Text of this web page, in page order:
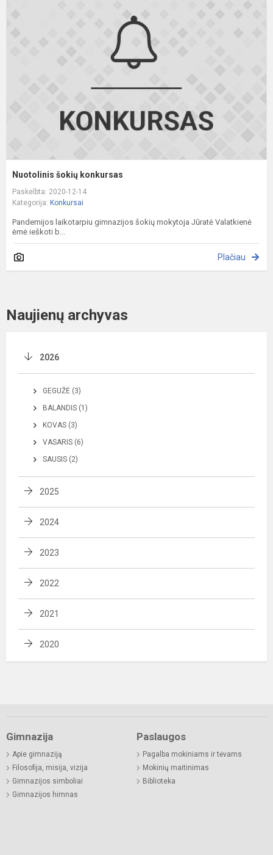
Nuotolinis šokių konkursas
Paskelbta: 2020-12-14
Kategorija: Konkursai
Pandemijos laikotarpiu gimnazijos šokių mokytoja Jūratė Valatkienė
ėmė ieškoti b...
Plačiau
Naujienų archyvas
2026
GEGUŽĖ (3)
BALANDIS (1)
KOVAS (3)
VASARIS (6)
SAUSIS (2)
2025
2024
2023
2022
2021
2020
Gimnazija
Apie gimnaziją
Filosofija, misija, vizija
Gimnazijos simboliai
Gimnazijos himnas
Paslaugos
Pagalba mokiniams ir tėvams
Mokinių maitinimas
Biblioteka